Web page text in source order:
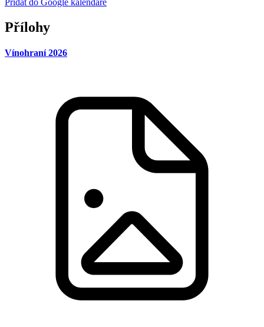
Přidat do Google kalendáře
Přílohy
Vínohraní 2026